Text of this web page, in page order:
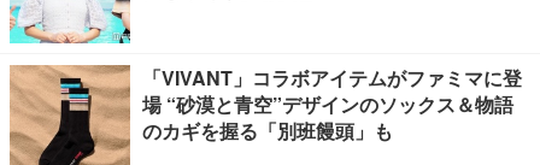
「VIVANT」コラボアイテムがファミマに登
場 “砂漠と青空”デザインのソックス＆物語
のカギを握る「別班饅頭」も